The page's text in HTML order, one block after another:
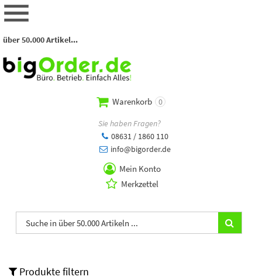
über 50.000 Artikel...
Warenkorb 0
Sie haben Fragen?
08631 / 1860 110
info@bigorder.de
Mein Konto
Merkzettel
Produkte filtern